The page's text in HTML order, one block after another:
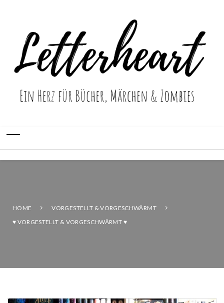
HOME
VORGESTELLT & VORGESCHWÄRMT
♥ VORGESTELLT & VORGESCHWÄRMT ♥